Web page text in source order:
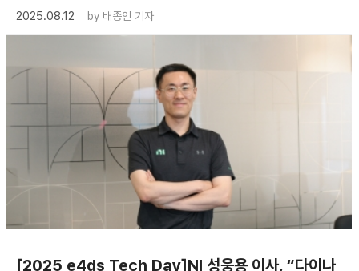
2025.08.12
by 배종인 기자
[2025 e4ds Tech Day]NI 성웅용 이사, “다이나